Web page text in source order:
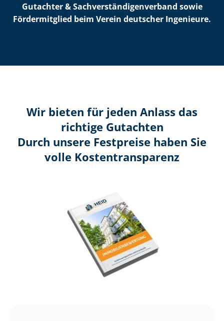
Gutachter & Sach­ver­stän­di­gen­ver­band sowie
Fördermitglied beim Verein deutscher Ingenieure.
Wir bieten für jeden Anlass das
richtige Gutachten
Durch unsere Festpreise haben Sie
volle Kosten­transparenz